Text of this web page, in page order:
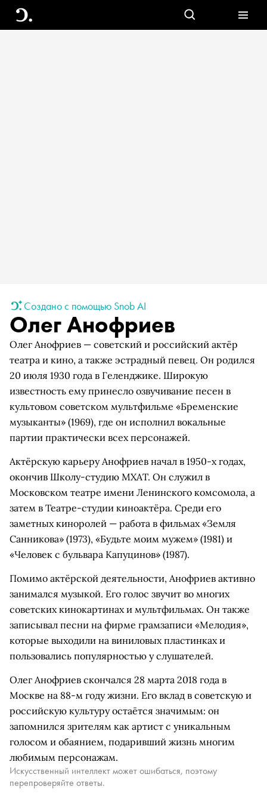
Создано с помощью Snob AI
Олег Анофриев
Олег Анофриев — советский и российский актёр
театра и кино, а также эстрадный певец. Он родился
20 июля 1930 года в Геленджике. Широкую
известность ему принесло озвучивание песен в
культовом советском мультфильме «Бременские
музыканты» (1969), где он исполнил вокальные
партии практически всех персонажей.
Актёрскую карьеру Анофриев начал в 1950-х годах,
окончив Школу-студию МХАТ. Он служил в
Московском театре имени Ленинского комсомола, а
затем в Театре-студии киноактёра. Среди его
заметных киноролей — работа в фильмах «Земля
Санникова» (1973), «Будьте моим мужем» (1981) и
«Человек с бульвара Капуцинов» (1987).
Помимо актёрской деятельности, Анофриев активно
занимался музыкой. Его голос звучит во многих
советских кинокартинах и мультфильмах. Он также
записывал песни на фирме грамзаписи «Мелодия»,
которые выходили на виниловых пластинках и
пользовались популярностью у слушателей.
Олег Анофриев скончался 28 марта 2018 года в
Москве на 88-м году жизни. Его вклад в советскую и
российскую культуру остаётся значимым: он
запомнился зрителям как артист с уникальным
голосом и обаянием, подаривший жизнь многим
любимым персонажам.
Искусственный интеллект может ошибаться, поэтому
перепроверяйте ответы.